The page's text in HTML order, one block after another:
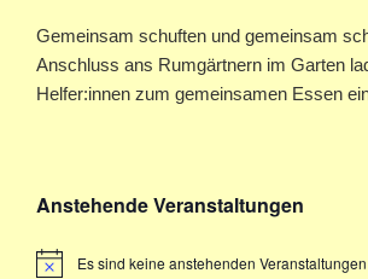
Gemeinsam schuften und gemeinsam
Anschluss ans Rumgärtnern im Garten
Helfer:innen zum gemeinsamen Essen
Anstehende Veranstaltungen
Es sind keine anstehenden